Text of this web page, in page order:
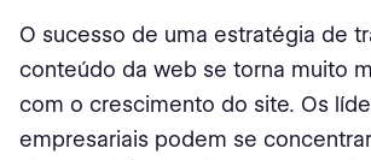
O sucesso de uma estratégia de
conteúdo da web se torna muito
com o crescimento do site. Os
empresariais podem se